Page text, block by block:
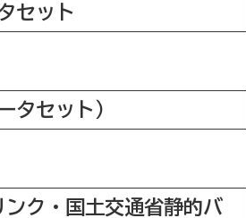
セット
タセット）
ンク・国土交通省静的バ